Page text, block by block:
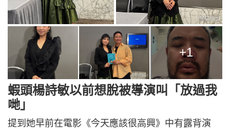
+1
蝦頭楊詩敏以前想脫被導演叫「放過我
哋」
提到她早前在電影《今天應該很高興》中有露背演